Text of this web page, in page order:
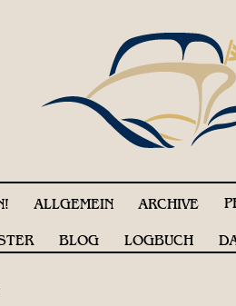
ALLGEMEIN ARCHIVE
BLOG LOGBUCH